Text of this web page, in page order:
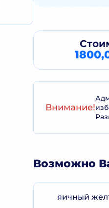
Внимание!
Возможно
яичный